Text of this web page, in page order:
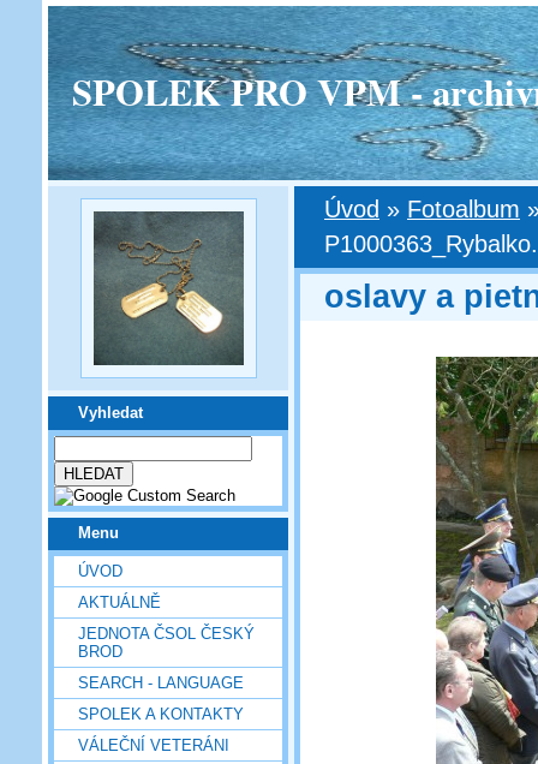
SPOLEK PRO VPM -
Vyhledat
Menu
ÚVOD
AKTUÁLNĚ
JEDNOTA ČSOL ČESKÝ
BROD
SEARCH - LANGUAGE
SPOLEK A KONTAKTY
VÁLEČNÍ VETERÁNI
Úvod » Fotoalbum
oslavy a